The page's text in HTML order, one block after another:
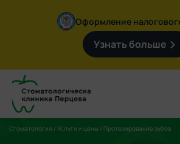
Оформление
Узнать больше
Услуги
О клинике
Цены
Стоматология / Услуги и цены / Протезирование зубов